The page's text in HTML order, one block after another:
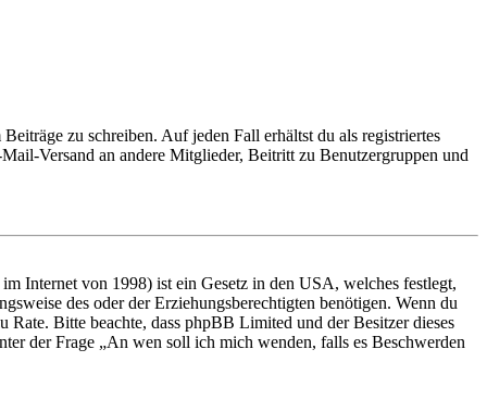
zu schreiben. Auf jeden Fall erhältst du als registriertes
Versand an andere Mitglieder, Beitritt zu Benutzergruppen und
Internet von 1998) ist ein Gesetz in den USA, welches festlegt,
des oder der Erziehungsberechtigten benötigen. Wenn du
Bitte beachte, dass phpBB Limited und der Besitzer dieses
der Frage „An wen soll ich mich wenden, falls es Beschwerden